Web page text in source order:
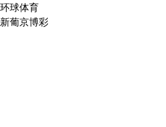
环球体育
新葡京博彩